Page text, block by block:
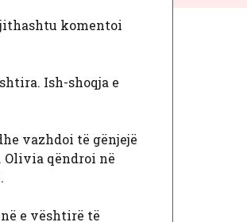
komentoi
Ish-shoqja e
vazhdoi të gënjejë
Olivia qëndroi në
e vështirë të